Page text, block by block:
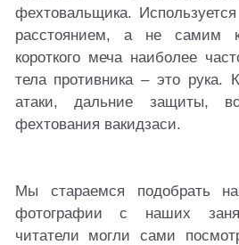
фехтовальщика.
расстоянием, а не самим
короткого меча наиболее
тела противника – это рука.
атаки, дальние защиты,
фехтования вакидзаси.
Мы стараемся подобрать
фотографии с наших
читатели могли сами